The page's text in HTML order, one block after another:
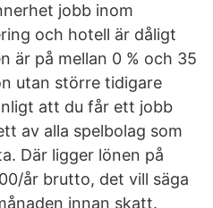
jobb inom
och hotell är dåligt
är på mellan 0 % och 35
utan större tidigare
att du får ett jobb
av alla spelbolag som
Där ligger lönen på
år brutto, det vill säga
innan skatt.